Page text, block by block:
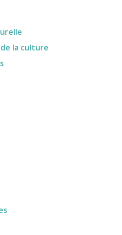
la culture